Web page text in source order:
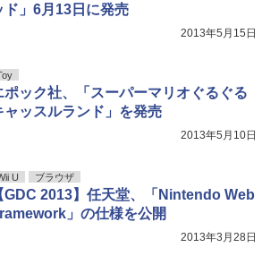
ド」6月13日に発売
2013年5月15日
ポック社、「スーパーマリオぐるぐる
ャッスルランド」を発売
2013年5月10日
U ブラウザ
GDC 2013】任天堂、「Nintendo Web
」の仕様を公開
2013年3月28日